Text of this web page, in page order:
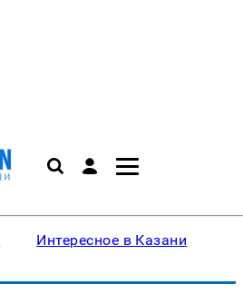
Интересное в Казани